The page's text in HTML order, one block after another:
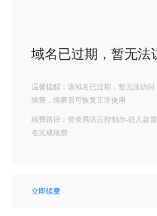
域名已过期，暂无法
温馨提醒：该域名已过期，暂无法访
续费，续费后可恢复正常使用
续费路径：登录腾讯云控制台-进入急
名完成续费
立即续费